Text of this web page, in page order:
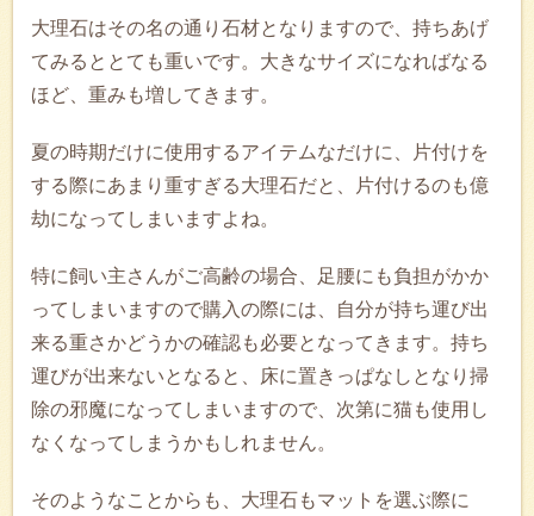
大理石はその名の通り石材となりますので、持ちあげ
てみるととても重いです。大きなサイズになればなる
ほど、重みも増してきます。
夏の時期だけに使用するアイテムなだけに、片付けを
する際にあまり重すぎる大理石だと、片付けるのも億
劫になってしまいますよね。
特に飼い主さんがご高齢の場合、足腰にも負担がかか
ってしまいますので購入の際には、自分が持ち運び出
来る重さかどうかの確認も必要となってきます。持ち
運びが出来ないとなると、床に置きっぱなしとなり掃
除の邪魔になってしまいますので、次第に猫も使用し
なくなってしまうかもしれません。
そのようなことからも、大理石もマットを選ぶ際に